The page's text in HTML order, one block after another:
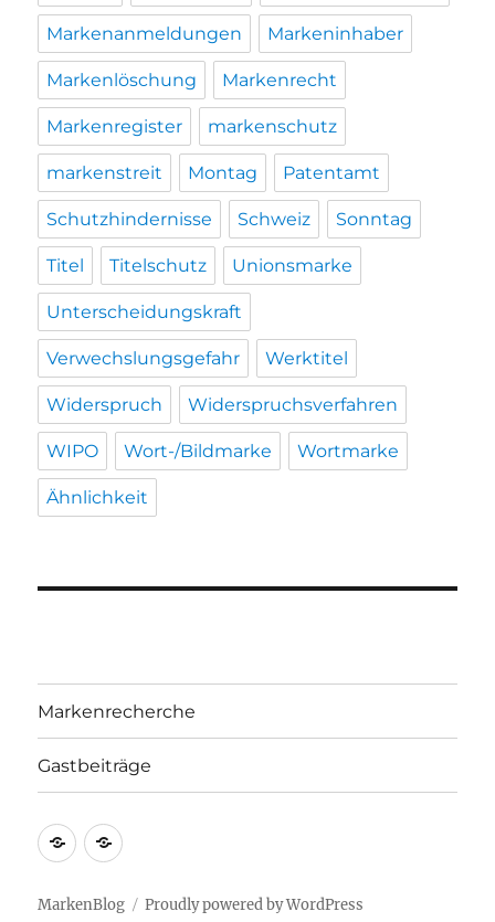
Markenanmeldungen Markeninhaber
Markenlöschung Markenrecht
Markenregister markenschutz
markenstreit Montag Patentamt
Schutzhindernisse Schweiz Sonntag
Titel Titelschutz Unionsmarke
Unterscheidungskraft
Verwechslungsgefahr Werktitel
Widerspruch Widerspruchsverfahren
WIPO Wort-/Bildmarke Wortmarke
Ähnlichkeit
Markenrecherche
Gastbeiträge
Markenrecherche
Gastbeiträge
MarkenBlog Proudly powered by WordPress